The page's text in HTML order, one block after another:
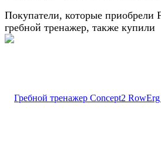
Покупатели, которые приобрели
гребной тренажер, также купили